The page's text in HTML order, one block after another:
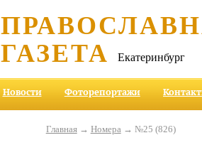
ГАЗЕТА Екатеринбург
Новости Фоторепортажи
Главная→ Номера → №25 (826)